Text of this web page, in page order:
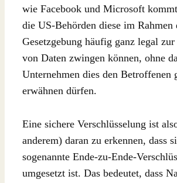
wie Facebook und Microsoft
die US-Behörden diese im
Gesetzgebung häufig ganz legal zur
von Daten zwingen können, ohne
Unternehmen dies den Betroffenen
erwähnen dürfen.
Eine sichere Verschlüsselung ist
anderem) daran zu erkennen, dass
sogenannte Ende-zu-Ende-
umgesetzt ist. Das bedeutet, dass